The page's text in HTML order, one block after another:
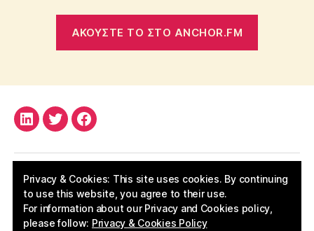
ΑΚΟΥΣΤΕ ΤΟ ΣΤΟ ANCHOR.FM
LinkedIn
TwitterFacebook
© 2026Apostolos Kritikos
Privacy & Cookies: This site uses cookies. By continuing
to use this website, you agree to their use.
For information about our Privacy and Cookies policy,
please follow: Privacy & Cookies Policy